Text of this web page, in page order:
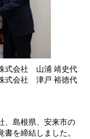
式会社 山浦 靖史代
式会社 津戸 裕徳代
、島根県、安来市の
を締結しました。